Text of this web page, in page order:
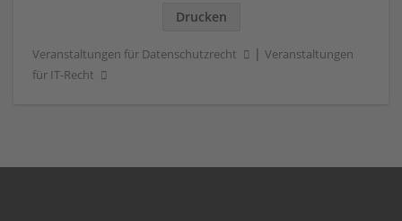
Drucken
Veranstaltungen für Datenschutzrecht | Veranstaltungen
für IT-Recht